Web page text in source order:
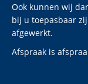
Ook kunnen wij
bij u toepasbaar
afgewerkt.
Afspraak is